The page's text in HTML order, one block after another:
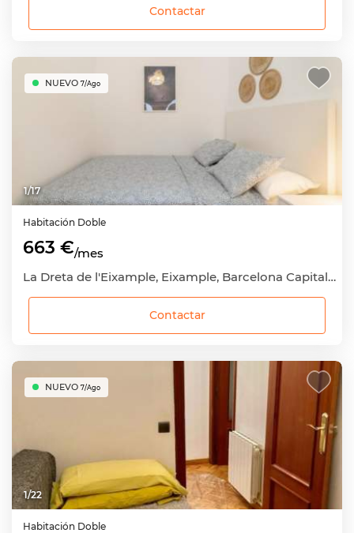
Contactar
1/17
NUEVO 7/Ago
Habitación Doble
663 €/mes
La Dreta de l'Eixample, Eixample, Barcelona Capital, Barcelona
Contactar
1/22
NUEVO 7/Ago
Habitación Doble